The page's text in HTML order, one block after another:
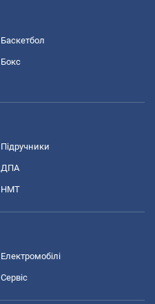
Баскетбол
Бокс
Підручники
ДПА
НМТ
Електромобілі
Сервіс